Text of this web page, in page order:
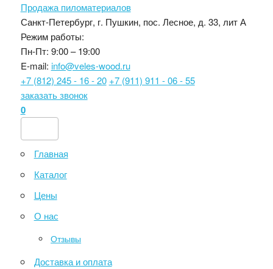
Продажа пиломатериалов
Санкт-Петербург, г. Пушкин, пос. Лесное, д. 33, лит А
Режим работы:
Пн-Пт: 9:00 – 19:00
E-mail: info@veles-wood.ru
+7 (812) 245 - 16 - 20 +7 (911) 911 - 06 - 55
заказать звонок
0
Главная
Каталог
Цены
О нас
Отзывы
Доставка и оплата